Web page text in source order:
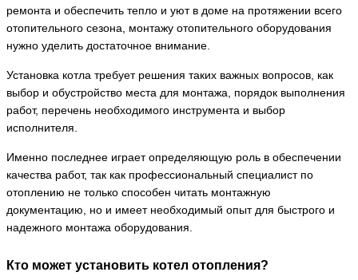
ремонта и обеспечить тепло и уют в доме на протяжении всего
отопительного сезона, монтажу отопительного оборудования
нужно уделить достаточное внимание.
Установка котла требует решения таких важных вопросов, как
выбор и обустройство места для монтажа, порядок выполнения
работ, перечень необходимого инструмента и выбор
исполнителя.
Именно последнее играет определяющую роль в обеспечении
качества работ, так как профессиональный специалист по
отоплению не только способен читать монтажную
документацию, но и имеет необходимый опыт для быстрого и
надежного монтажа оборудования.
Кто может установить котел отопления?